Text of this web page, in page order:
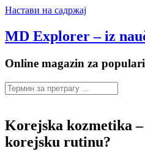
Настави на садржај
MD Explorer – iz
Online magazin za
Korejska kozmetika
korejsku rutinu?